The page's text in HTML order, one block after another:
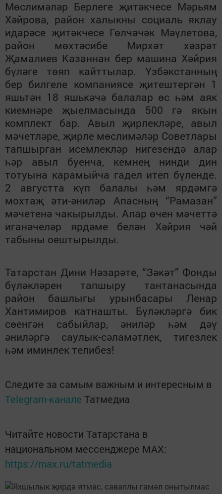
Мөслимәләр Берлеге җитәкчесе Мәрьям
Хәйрова, район халыкны социаль яклау
идарәсе җитәкчесе Гөлчәчәк Мәүлетова,
район мөхтәсибе Мирхәт хәзрәт
Җамалиев Казаннан бер машина Хәйрия
бүләге төяп кайттылар. Үзбәкстанның
бер билгеле компаниясе җитештергән 1
яшьтән 18 яшькәчә балалар өс һәм аяк
киемнәре җыелмасында 500 гә якын
комплект бар. Авыл җирлекләре, авыл
мәчетләре, җирле мөслимәләр Советлары
тапшырган исемлекләр нигезендә алар
һәр авыл буенча, кемнең нинди дин
тотуына карамыйча гадел итеп бүленде.
2 августта күп балалы һәм ярдәмгә
мохтаҗ әти-әниләр Апасның “Рамазан”
мәчетенә чакырылды. Алар өчен мәчеттә
иганәчеләр ярдәме белән Хәйрия чәй
табыны оештырылды.
Татарстан Дини Нәзарәте, “Зәкәт” Фонды
бүләкләрен тапшыру тантанасында
район башлыгы урынбасары Ленар
Хантимиров катнашты. Бүләкләргә бик
сөенгән сабыйлар, әниләр һәм дәү
әниләргә саулык-сәламәтлек, тигезлек
һәм иминлек телибез!
Следите за самым важным и интересным в
Telegram-канале Татмедиа
Читайте новости Татарстана в
национальном мессенджере MАХ:
https://max.ru/tatmedia